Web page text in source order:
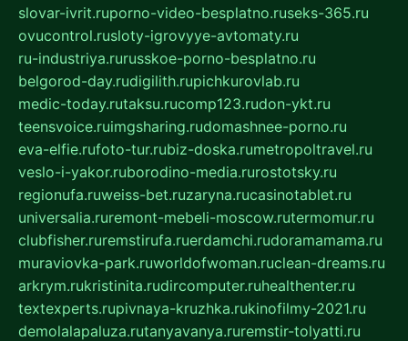
slovar-ivrit.ruporno-video-besplatno.ruseks-365.ru
ovucontrol.rusloty-igrovyye-avtomaty.ru
ru-industriya.rurusskoe-porno-besplatno.ru
belgorod-day.rudigilith.rupichkurovlab.ru
medic-today.rutaksu.rucomp123.rudon-ykt.ru
teensvoice.ruimgsharing.rudomashnee-porno.ru
eva-elfie.rufoto-tur.rubiz-doska.rumetropoltravel.ru
veslo-i-yakor.ruborodino-media.rurostotsky.ru
regionufa.ruweiss-bet.ruzaryna.rucasinotablet.ru
universalia.ruremont-mebeli-moscow.rutermomur.ru
clubfisher.ruremstirufa.ruerdamchi.rudoramamama.ru
muraviovka-park.ruworldofwoman.ruclean-dreams.ru
arkrym.rukristinita.rudircomputer.ruhealthenter.ru
textexperts.rupivnaya-kruzhka.rukinofilmy-2021.ru
demolalapaluza.rutanyavanya.ruremstir-tolyatti.ru